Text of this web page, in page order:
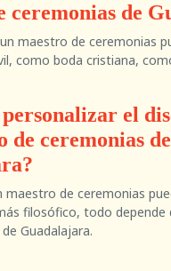
ceremonias de
maestro de ceremonias
como boda cristiana,
personalizar el
de ceremonias de
maestro de ceremonias
filosófico, todo depende
Guadalajara.